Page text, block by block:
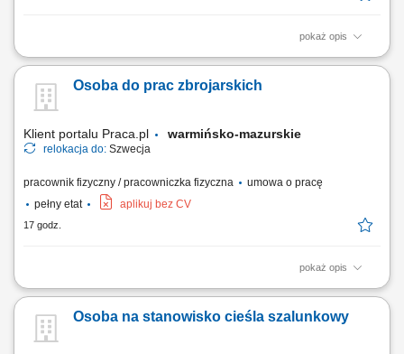
pokaż opis
Opis stanowiska transport produktów spożywczych przy użyciu wózków
załadunków oraz rozładunków samochodów ciężarowych, kompletacja
zamówień przygotowywanych do wysyłki, rozmieszczanie towarów
Osoba do prac zbrojarskich
Klient portalu Praca.pl warmińsko-mazurskie
relokacja do: Szwecja
pracownik fizyczny / pracowniczka fizyczna
umowa o pracę
pełny etat
aplikuj bez CV
17 godz.
pokaż opis
Wykonywanie konstrukcji stalowych, zbrojenia, szkieletów i siatek
Osoba na stanowisko cieśla szalunkowy